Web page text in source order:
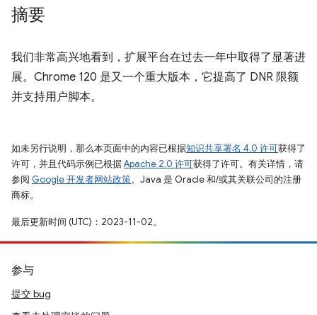
摘要
我们非常高兴地看到，扩展平台在过去一年中取得了显著进
展。Chrome 120 是又一个重大版本，它提高了 DNR 限额
并支持用户脚本。
如未另行说明，那么本页面中的内容已根据知识共享署名 4.0 许可获得了
许可，并且代码示例已根据Apache 2.0 许可获得了许可。有关详情，请
参阅 Google 开发者网站政策。Java 是 Oracle 和/或其关联公司的注册
商标。
最后更新时间 (UTC)：2023-11-02。
参与
提交 bug